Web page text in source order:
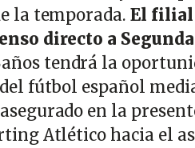
la temporada.El filial
directo a
tendrá la
fútbol español
en la
Atlético hacia el